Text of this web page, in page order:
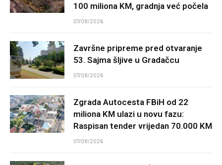
100 miliona KM, gradnja već počela
07/08/2026
Završne pripreme pred otvaranje
53. Sajma šljive u Gradačcu
07/08/2026
Zgrada Autocesta FBiH od 22
miliona KM ulazi u novu fazu:
Raspisan tender vrijedan 70.000 KM
07/08/2026